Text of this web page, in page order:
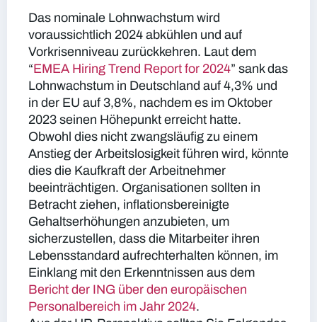
Das nominale Lohnwachstum wird
voraussichtlich 2024 abkühlen und auf
Vorkrisenniveau zurückkehren. Laut dem
“EMEA Hiring Trend Report for 2024” sank das
Lohnwachstum in Deutschland auf 4,3% und
in der EU auf 3,8%, nachdem es im Oktober
2023 seinen Höhepunkt erreicht hatte.
Obwohl dies nicht zwangsläufig zu einem
Anstieg der Arbeitslosigkeit führen wird, könnte
dies die Kaufkraft der Arbeitnehmer
beeinträchtigen. Organisationen sollten in
Betracht ziehen, inflationsbereinigte
Gehaltserhöhungen anzubieten, um
sicherzustellen, dass die Mitarbeiter ihren
Lebensstandard aufrechterhalten können, im
Einklang mit den Erkenntnissen aus dem
Bericht der ING über den europäischen
Personalbereich im Jahr 2024.